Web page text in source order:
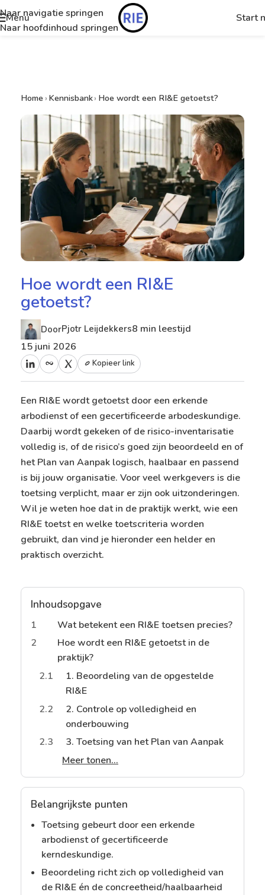
Naar navigatie springen
Naar hoofdinhoud springen
Menu Start
Home › Kennisbank› Hoe wordt een RI&E getoetst?
Hoe wordt een RI&E
getoetst?
DoorPjotr Leijdekkers8 min leestijd
15 juni 2026
Kopieer link
Een RI&E wordt getoetst door een erkende
arbodienst of een gecertificeerde arbodeskundige.
Daarbij wordt gekeken of de risico-inventarisatie
volledig is, of de risico’s goed zijn beoordeeld en of
het Plan van Aanpak logisch, haalbaar en passend
is bij jouw organisatie. Voor veel werkgevers is die
toetsing verplicht, maar er zijn ook uitzonderingen.
Wil je weten hoe dat in de praktijk werkt, wie een
RI&E toetst en welke toetscriteria worden
gebruikt, dan vind je hieronder een helder en
praktisch overzicht.
Inhoudsopgave
1
Wat betekent een RI&E toetsen precies?
2
Hoe wordt een RI&E getoetst in de
praktijk?
2.1
1. Beoordeling van de opgestelde
RI&E
2.2
2. Controle op volledigheid en
onderbouwing
2.3
3. Toetsing van het Plan van Aanpak
Meer tonen...
Belangrijkste punten
Toetsing gebeurt door een erkende
arbodienst of gecertificeerde
kerndeskundige.
Beoordeling richt zich op volledigheid van
de RI&E én de concreetheid/haalbaarheid